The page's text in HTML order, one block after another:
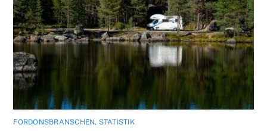
FORDONSBRANSCHEN, STATISTIK